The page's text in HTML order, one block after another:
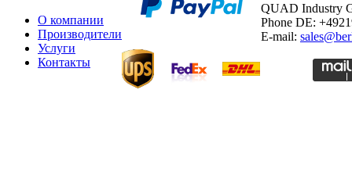
О компании
Производители
Услуги
Контакты
QUAD Industry
Phone DE:
E-mail: